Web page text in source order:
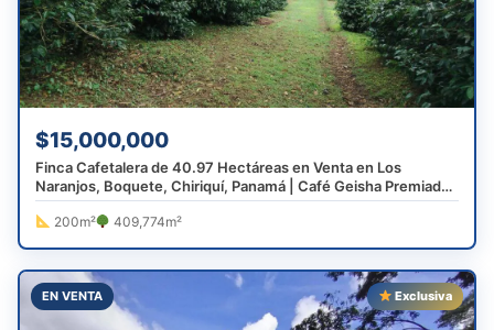
$15,000,000
Finca Cafetalera de 40.97 Hectáreas en Venta en Los
Naranjos, Boquete, Chiriquí, Panamá | Café Geisha Premiado
Mundialmente
200m² 409,774m²
EN VENTA Exclusiva